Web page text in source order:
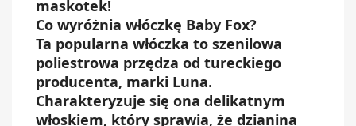
maskotek!
Co wyróżnia włóczkę Baby Fox?
Ta popularna włóczka to szenilowa
poliestrowa przędza od tureckiego
producenta, marki Luna.
Charakteryzuje się ona delikatnym
włoskiem, który sprawia, że dzianina